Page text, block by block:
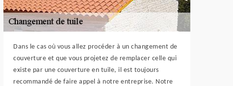
Dans le cas où vous allez procéder à un changement de
couverture et que vous projetez de remplacer celle qui
existe par une couverture en tuile, il est toujours
recommandé de faire appel à notre entreprise. Notre